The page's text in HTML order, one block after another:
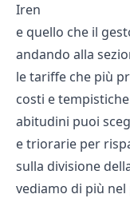
Iren
e quello che il
andando alla
le tariffe che più
costi e
abitudini puoi
e triorarie per
sulla divisione
vediamo di più